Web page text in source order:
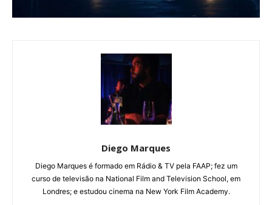
Diego Marques
Diego Marques é formado em Rádio & TV pela FAAP; fez um
curso de televisão na National Film and Television School, em
Londres; e estudou cinema na New York Film Academy.